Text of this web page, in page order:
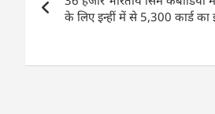
o
k
p n
navigation
के लिए इन्हीं में से 5,300 कार्ड का